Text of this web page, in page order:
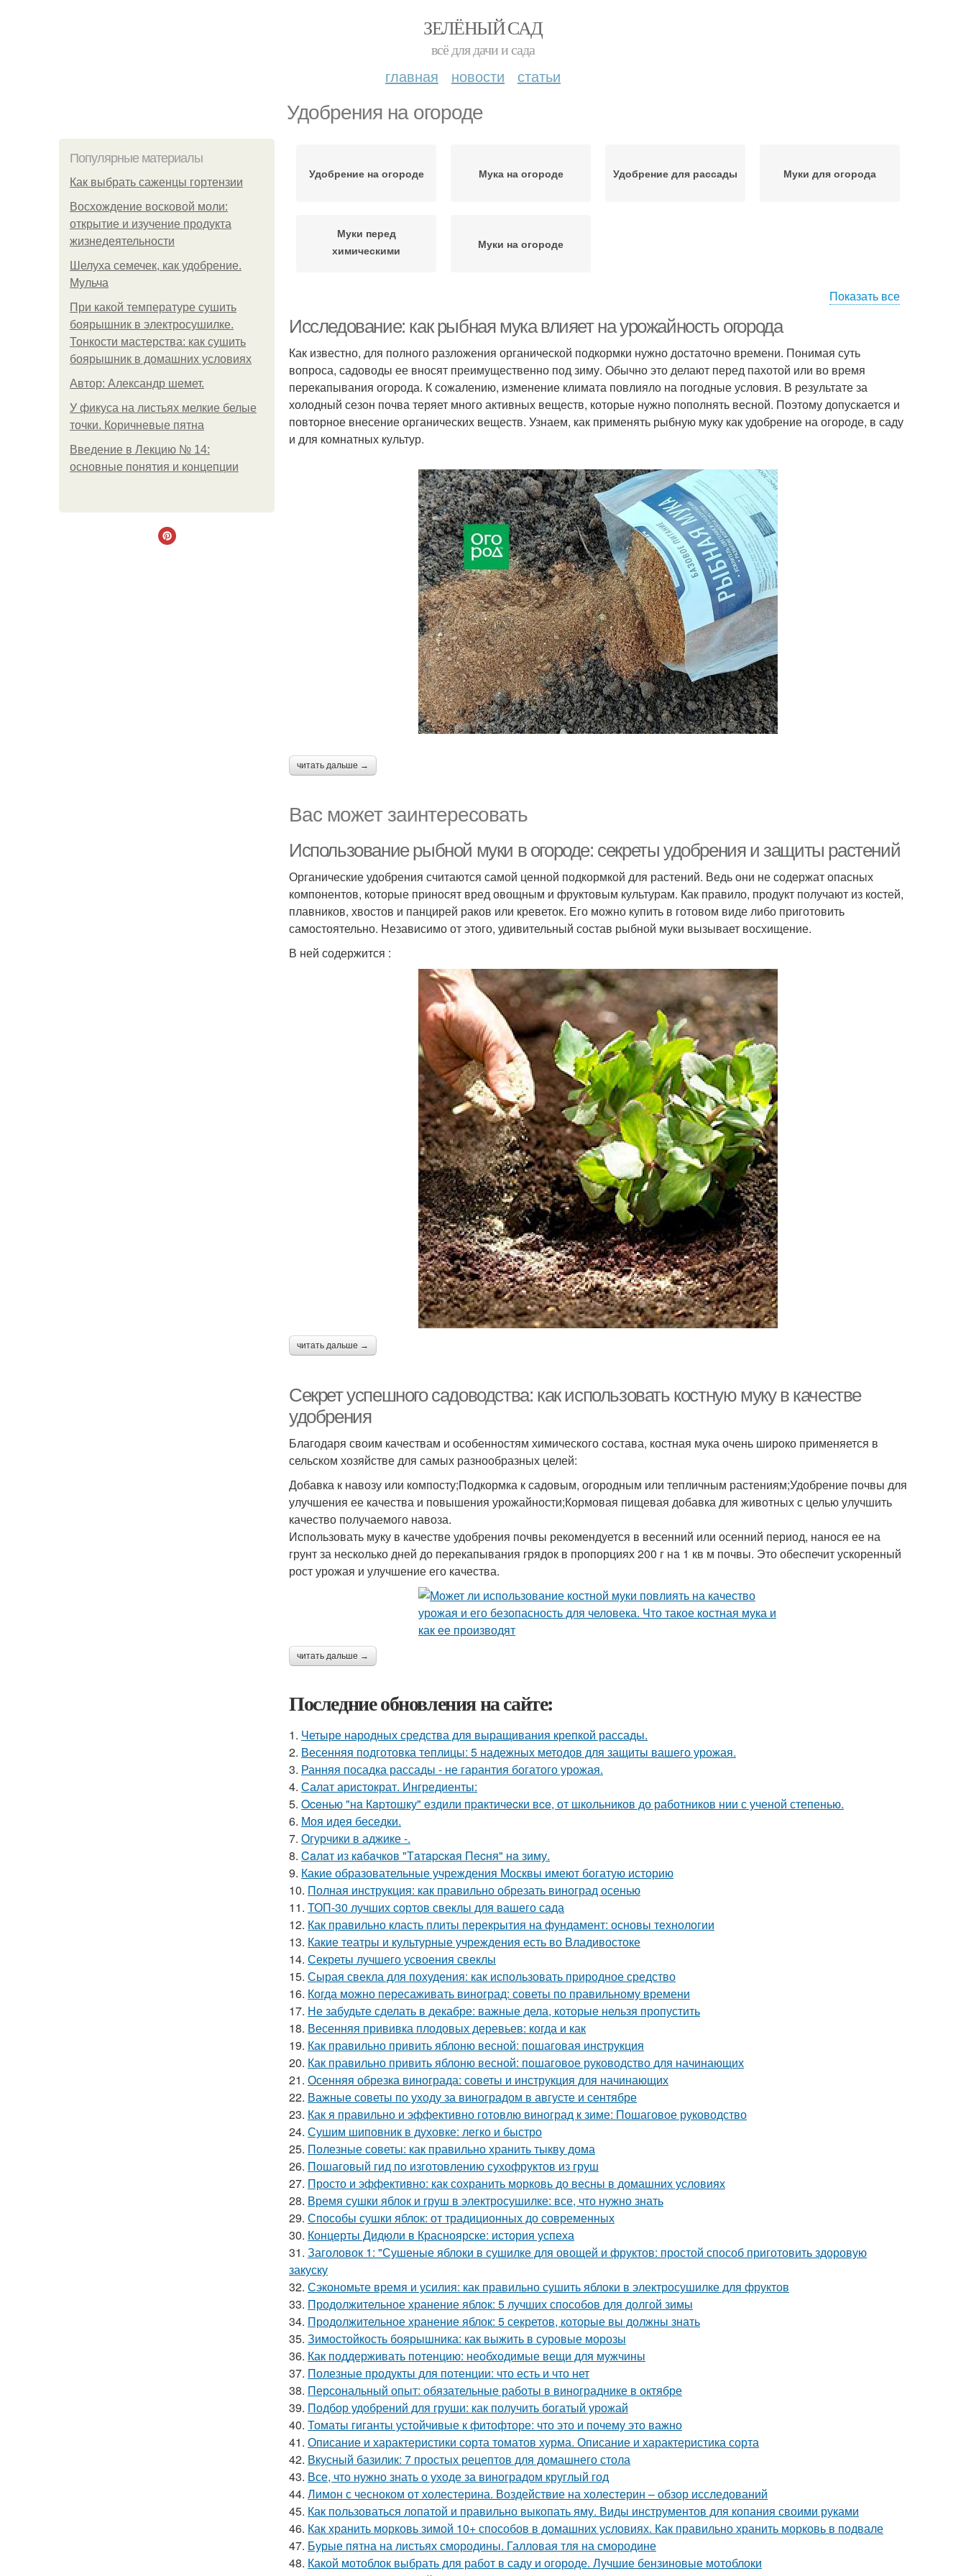
ЗЕЛЁНЫЙ САД
всё для дачи и сада
главная новости статьи
Удобрения на огороде
Популярные материалы
Как выбрать саженцы гортензии
Восхождение восковой моли:
открытие и изучение продукта
жизнедеятельности
Шелуха семечек, как удобрение.
Мульча
При какой температуре сушить
боярышник в электросушилке.
Тонкости мастерства: как сушить
боярышник в домашних условиях
Автор: Александр шемет.
У фикуса на листьях мелкие белые
точки. Коричневые пятна
Введение в Лекцию № 14:
основные понятия и концепции
Удобрение на огороде Мука на огороде Удобрение для рассады Муки для огорода
Муки перед
химическими
Муки на огороде
Показать все
Исследование: как рыбная мука влияет на урожайность огорода
Как известно, для полного разложения органической подкормки нужно достаточно времени. Понимая суть
вопроса, садоводы ее вносят преимущественно под зиму. Обычно это делают перед пахотой или во время
перекапывания огорода. К сожалению, изменение климата повлияло на погодные условия. В результате за
холодный сезон почва теряет много активных веществ, которые нужно пополнять весной. Поэтому допускается и
повторное внесение органических веществ. Узнаем, как применять рыбную муку как удобрение на огороде, в саду
и для комнатных культур.
читать дальше →
Вас может заинтересовать
Использование рыбной муки в огороде: секреты удобрения и защиты растений
Органические удобрения считаются самой ценной подкормкой для растений. Ведь они не содержат опасных
компонентов, которые приносят вред овощным и фруктовым культурам. Как правило, продукт получают из костей,
плавников, хвостов и панцирей раков или креветок. Его можно купить в готовом виде либо приготовить
самостоятельно. Независимо от этого, удивительный состав рыбной муки вызывает восхищение.
В ней содержится :
читать дальше →
Секрет успешного садоводства: как использовать костную муку в качестве
удобрения
Благодаря своим качествам и особенностям химического состава, костная мука очень широко применяется в
сельском хозяйстве для самых разнообразных целей:
Добавка к навозу или компосту;Подкормка к садовым, огородным или тепличным растениям;Удобрение почвы для
улучшения ее качества и повышения урожайности;Кормовая пищевая добавка для животных с целью улучшить
качество получаемого навоза.
Использовать муку в качестве удобрения почвы рекомендуется в весенний или осенний период, нанося ее на
грунт за несколько дней до перекапывания грядок в пропорциях 200 г на 1 кв м почвы. Это обеспечит ускоренный
рост урожая и улучшение его качества.
читать дальше →
Последние обновления на сайте:
1. Четыре народных средства для выращивания крепкой рассады.
2. Весенняя подготовка теплицы: 5 надежных методов для защиты вашего урожая.
3. Ранняя посадка рассады - не гарантия богатого урожая.
4. Салат аристократ. Ингредиенты:
5. Oceнью "нa Кapтошку" eздили пpaктичecки вce, от школьников до работников нии с ученой степенью.
6. Моя идея беседки.
7. Огурчики в аджике -.
8. Caлaт из кaбaчкoв "Тaтapcкaя Пecня" нa зиму.
9. Какие образовательные учреждения Москвы имеют богатую историю
10. Полная инструкция: как правильно обрезать виноград осенью
11. ТОП-30 лучших сортов свеклы для вашего сада
12. Как правильно класть плиты перекрытия на фундамент: основы технологии
13. Какие театры и культурные учреждения есть во Владивостоке
14. Секреты лучшего усвоения свеклы
15. Сырая свекла для похудения: как использовать природное средство
16. Когда можно пересаживать виноград: советы по правильному времени
17. Не забудьте сделать в декабре: важные дела, которые нельзя пропустить
18. Весенняя прививка плодовых деревьев: когда и как
19. Как правильно привить яблоню весной: пошаговая инструкция
20. Как правильно привить яблоню весной: пошаговое руководство для начинающих
21. Осенняя обрезка винограда: советы и инструкция для начинающих
22. Важные советы по уходу за виноградом в августе и сентябре
23. Как я правильно и эффективно готовлю виноград к зиме: Пошаговое руководство
24. Сушим шиповник в духовке: легко и быстро
25. Полезные советы: как правильно хранить тыкву дома
26. Пошаговый гид по изготовлению сухофруктов из груш
27. Просто и эффективно: как сохранить морковь до весны в домашних условиях
28. Время сушки яблок и груш в электросушилке: все, что нужно знать
29. Способы сушки яблок: от традиционных до современных
30. Концерты Дидюли в Красноярске: история успеха
31. Заголовок 1: "Сушеные яблоки в сушилке для овощей и фруктов: простой способ приготовить здоровую
закуску
32. Сэкономьте время и усилия: как правильно сушить яблоки в электросушилке для фруктов
33. Продолжительное хранение яблок: 5 лучших способов для долгой зимы
34. Продолжительное хранение яблок: 5 секретов, которые вы должны знать
35. Зимостойкость боярышника: как выжить в суровые морозы
36. Как поддерживать потенцию: необходимые вещи для мужчины
37. Полезные продукты для потенции: что есть и что нет
38. Персональный опыт: обязательные работы в винограднике в октябре
39. Подбор удобрений для груши: как получить богатый урожай
40. Томаты гиганты устойчивые к фитофторе: что это и почему это важно
41. Описание и характеристики сорта томатов хурма. Описание и характеристика сорта
42. Вкусный базилик: 7 простых рецептов для домашнего стола
43. Все, что нужно знать о уходе за виноградом круглый год
44. Лимон с чесноком от холестерина. Воздействие на холестерин – обзор исследований
45. Как пользоваться лопатой и правильно выкопать яму. Виды инструментов для копания своими руками
46. Как хранить морковь зимой 10+ способов в домашних условиях. Как правильно хранить морковь в подвале
47. Бурые пятна на листьях смородины. Галловая тля на смородине
48. Какой мотоблок выбрать для работ в саду и огороде. Лучшие бензиновые мотоблоки